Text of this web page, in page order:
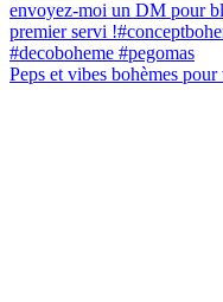
Peps et vibes bohèmes